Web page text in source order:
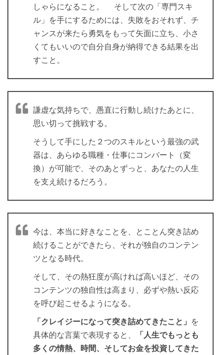
しゃらになること。 そして次の「専門スキ
ル」を手にするためには、失敗をおそれず、チ
ャンスが来たら勇気をもって矢面に立ち、小さ
くてもいいので自分自身が納得できる結果を出
すこと。
謙虚な気持ちで、愚直に行動し続けたあとに、
思い切って挑戦する。
そうして手にした２つのスキルという最強の武
器は、あらゆる職種・仕事にコンバート（変
換）が可能で、そのあとずっと、あなたの人生
を支え続けるだろう。
今は、本当に好きなことを、とことん突き詰め
続けることができたら、それが独自のコンテン
ツとなる時代。
そして、その熱狂度が高ければ高いほど、その
コンテンツの独自性は高まり、必ずや熱い反応
を呼び起こせるようになる。
「クレイジーになって突き詰めてきたこと」
を
具体的な言葉で表現すると、
「人生でもっとも
多くの情熱、時間、そしてお金を投資してきた